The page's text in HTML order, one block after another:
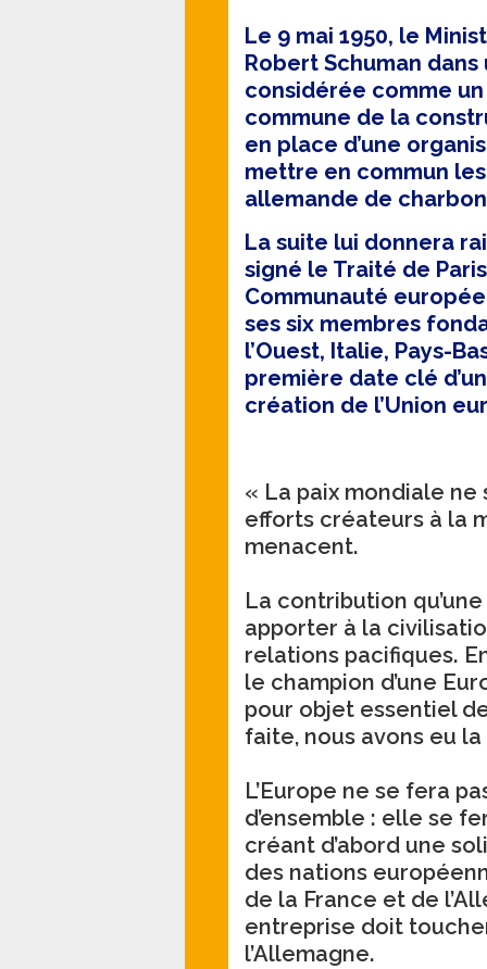
Le 9 mai 1950, le
Robert Schuman
considérée comme
commune de la
en place d’une
mettre en commun
allemande de charbon
La suite lui donnera
signé le Traité de
Communauté
ses six membres
l’Ouest, Italie, Pays-
première date clé
création de l’Union
« La paix mondiale
efforts créateurs à la
menacent.
La contribution
apporter à la
relations pacifiques.
le champion d’une
pour objet essentiel de
faite, nous avons eu
L’Europe ne se fera
d’ensemble : elle se
créant d’abord une
des nations
de la France et de
entreprise doit
l’Allemagne.